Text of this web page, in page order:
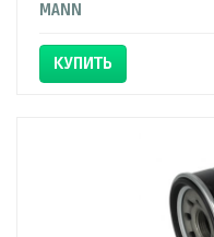
MANN
КУПИТЬ